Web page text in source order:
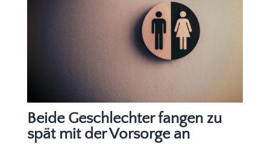
Beide Geschlechter fangen zu
spät mit der Vorsorge an